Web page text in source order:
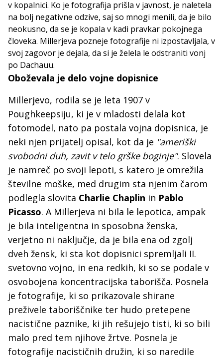
v kopalnici. Ko je fotografija prišla v javnost, je naletela
na bolj negativne odzive, saj so mnogi menili, da je bilo
neokusno, da se je kopala v kadi pravkar pokojnega
človeka. Millerjeva pozneje fotografije ni izpostavljala, v
svoj zagovor je dejala, da si je želela le odstraniti vonj
po Dachauu.
Oboževala je delo vojne dopisnice
Millerjevo, rodila se je leta 1907 v
Poughkeepsiju, ki je v mladosti delala kot
fotomodel, nato pa postala vojna dopisnica, je
neki njen prijatelj opisal, kot da je "ameriški
svobodni duh, zavit v telo grške boginje". Slovela
je namreč po svoji lepoti, s katero je omrežila
številne moške, med drugim sta njenim čarom
podlegla slovita Charlie Chaplin in Pablo
Picasso. A Millerjeva ni bila le lepotica, ampak
je bila inteligentna in sposobna ženska,
verjetno ni naključje, da je bila ena od zgolj
dveh žensk, ki sta kot dopisnici spremljali II.
svetovno vojno, in ena redkih, ki so se podale v
osvobojena koncentracijska taborišča. Posnela
je fotografije, ki so prikazovale shirane
preživele taboriščnike ter hudo pretepene
nacistične paznike, ki jih rešujejo tisti, ki so bili
malo pred tem njihove žrtve. Posnela je
fotografije nacističnih družin, ki so naredile